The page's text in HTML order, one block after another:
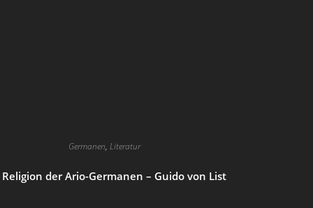
Germanen, Literatur
Religion der Ario-Germanen – Guido von List